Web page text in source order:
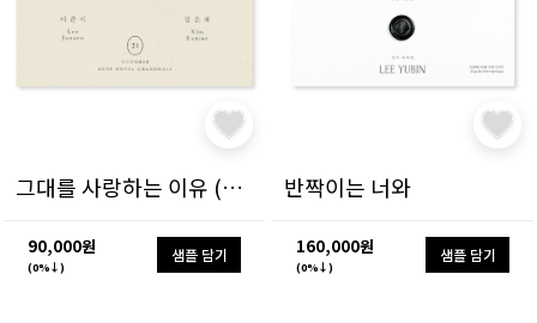
그대를 사랑하는 이유 (가로형)
90,000원
(0%↓)
샘플 담기
반짝이는 너와
160,000원
(0%↓)
샘플 담기